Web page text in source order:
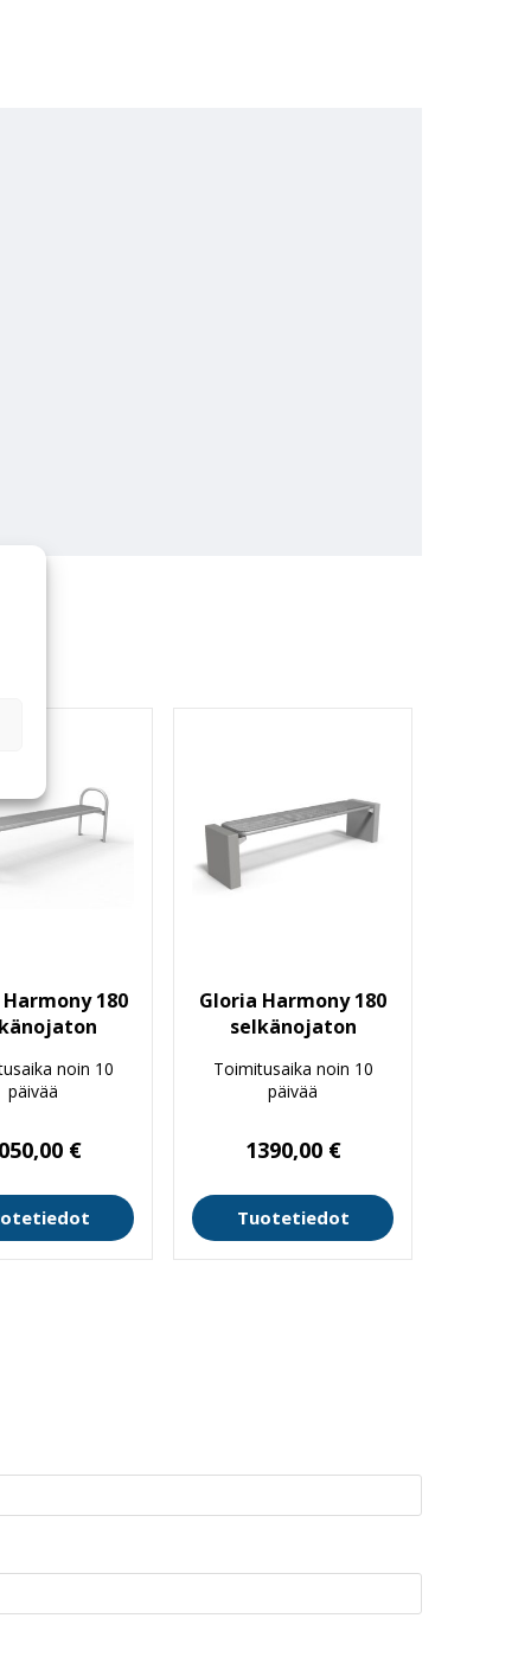
180
noin 10
päivää
€
Gloria Harmony 180
selkänojaton
Toimitusaika noin 10
päivää
1390,00 €
Tuotetiedot